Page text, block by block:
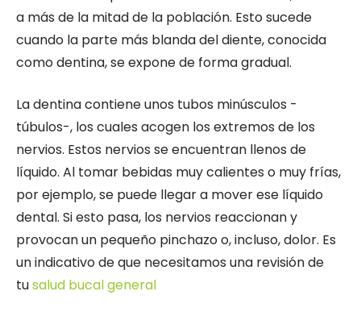
a más de la mitad de la población. Esto sucede
cuando la parte más blanda del diente, conocida
como dentina, se expone de forma gradual.
La dentina contiene unos tubos minúsculos -
túbulos-, los cuales acogen los extremos de los
nervios. Estos nervios se encuentran llenos de
líquido. Al tomar bebidas muy calientes o muy frías,
por ejemplo, se puede llegar a mover ese líquido
dental. Si esto pasa, los nervios reaccionan y
provocan un pequeño pinchazo o, incluso, dolor. Es
un indicativo de que necesitamos una revisión de
tusalud bucal general